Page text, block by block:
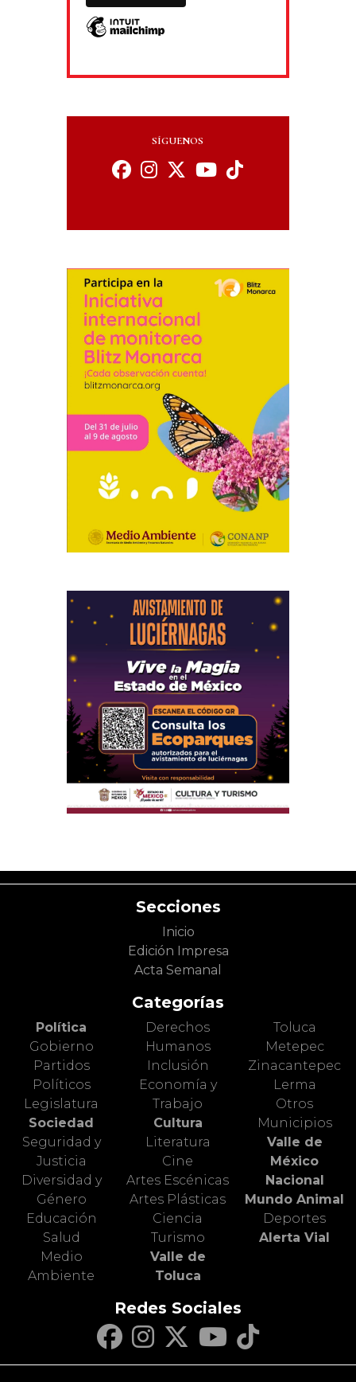
SÍGUENOS
Secciones
Inicio
Edición Impresa
Acta Semanal
Categorías
Política
Gobierno
Partidos
Políticos
Legislatura
Sociedad
Seguridad y
Justicia
Diversidad y
Género
Educación
Salud
Medio
Ambiente
Derechos
Humanos
Inclusión
Economía y
Trabajo
Cultura
Literatura
Cine
Artes Escénicas
Artes Plásticas
Ciencia
Turismo
Valle de
Toluca
Toluca
Metepec
Zinacantepec
Lerma
Otros
Municipios
Valle de
México
Nacional
Mundo Animal
Deportes
Alerta Vial
Redes Sociales